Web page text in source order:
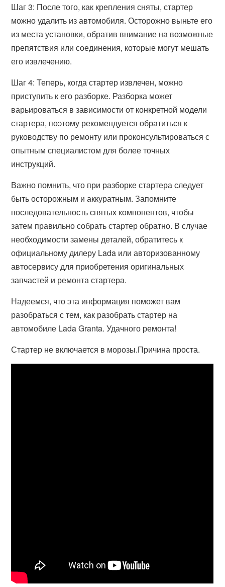
Шаг 3: После того, как крепления сняты, стартер
можно удалить из автомобиля. Осторожно выньте его
из места установки, обратив внимание на возможные
препятствия или соединения, которые могут мешать
его извлечению.
Шаг 4: Теперь, когда стартер извлечен, можно
приступить к его разборке. Разборка может
варьироваться в зависимости от конкретной модели
стартера, поэтому рекомендуется обратиться к
руководству по ремонту или проконсультироваться с
опытным специалистом для более точных
инструкций.
Важно помнить, что при разборке стартера следует
быть осторожным и аккуратным. Запомните
последовательность снятых компонентов, чтобы
затем правильно собрать стартер обратно. В случае
необходимости замены деталей, обратитесь к
официальному дилеру Lada или авторизованному
автосервису для приобретения оригинальных
запчастей и ремонта стартера.
Надеемся, что эта информация поможет вам
разобраться с тем, как разобрать стартер на
автомобиле Lada Granta. Удачного ремонта!
Стартер не включается в морозы.Причина проста.